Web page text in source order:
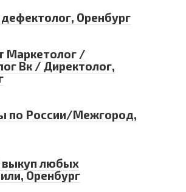
Оренбург
Маркетолог /
Вк / Директолог,
по России/Межгород,
выкуп любых
Оренбург